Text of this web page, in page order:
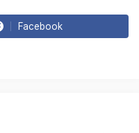
Facebook